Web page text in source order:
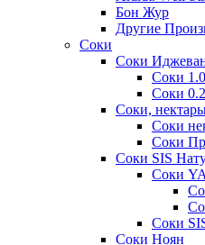
Бон Жур
Другие
Соки
Соки
Соки
Соки
Соки,
Соки
Соки
Соки SIS
Соки
Соки
Соки Ноян